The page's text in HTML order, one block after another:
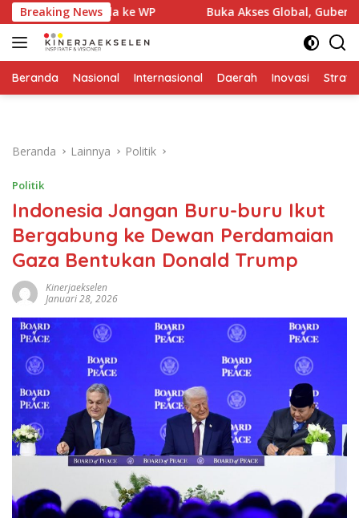
Langsung
ke
konten
Breaking News
ke WP Buka Akses Global, Gubernur Anwar
Beranda Nasional Internasional Daerah Inovasi
Beranda Lainnya Politik
Politik
Indonesia Jangan Buru-buru Ikut
Bergabung ke Dewan Perdamaian
Gaza Bentukan Donald Trump
Kinerjaekselen
Januari 28, 2026